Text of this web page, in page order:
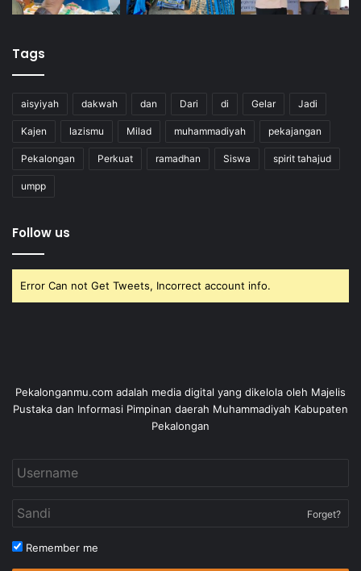
Tags
aisyiyah dakwah dan Dari di Gelar Jadi
Kajen lazismu Milad muhammadiyah pekajangan
Pekalongan Perkuat ramadhan Siswa spirit tahajud
umpp
Follow us
Error Can not Get Tweets, Incorrect account info.
Pekalonganmu.com adalah media digital yang dikelola oleh Majelis
Pustaka dan Informasi Pimpinan daerah Muhammadiyah Kabupaten
Pekalongan
Forget?
Remember me